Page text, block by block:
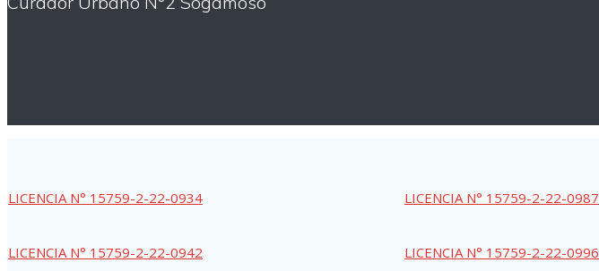
LICENCIA N° 15759-2-22-0934 LICENCIA N° 15759-2-22-0987
LICENCIA N° 15759-2-22-0942 LICENCIA N° 15759-2-22-0996